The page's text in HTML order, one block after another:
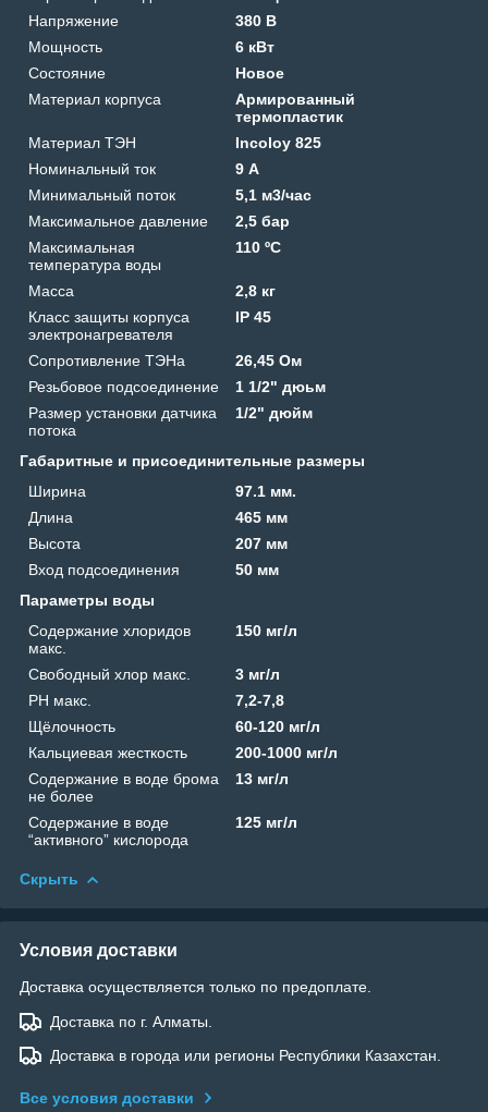
Напряжение
380 В
Мощность
6 кВт
Состояние
Новое
Материал корпуса
Армированный
термопластик
Материал ТЭН
Incoloy 825
Номинальный ток
9 А
Минимальный поток
5,1 м3/час
Максимальное давление
2,5 бар
Максимальная
температура воды
110 ºС
Масса
2,8 кг
Класс защиты корпуса
электронагревателя
IP 45
Сопротивление ТЭНа
26,45 Ом
Резьбовое подсоединение
1 1/2" дюьм
Размер установки датчика
потока
1/2" дюйм
Габаритные и присоединительные размеры
Ширина
97.1 мм.
Длина
465 мм
Высота
207 мм
Вход подсоединения
50 мм
Параметры воды
Содержание хлоридов
макс.
150 мг/л
Свободный хлор макс.
3 мг/л
PH макс.
7,2-7,8
Щёлочность
60-120 мг/л
Кальциевая жесткость
200-1000 мг/л
Содержание в воде брома
не более
13 мг/л
Содержание в воде
“активного” кислорода
125 мг/л
Скрыть
Условия доставки
Доставка осуществляется только по предоплате.
Доставка по г. Алматы.
Доставка в города или регионы Республики Казахстан.
Все условия доставки